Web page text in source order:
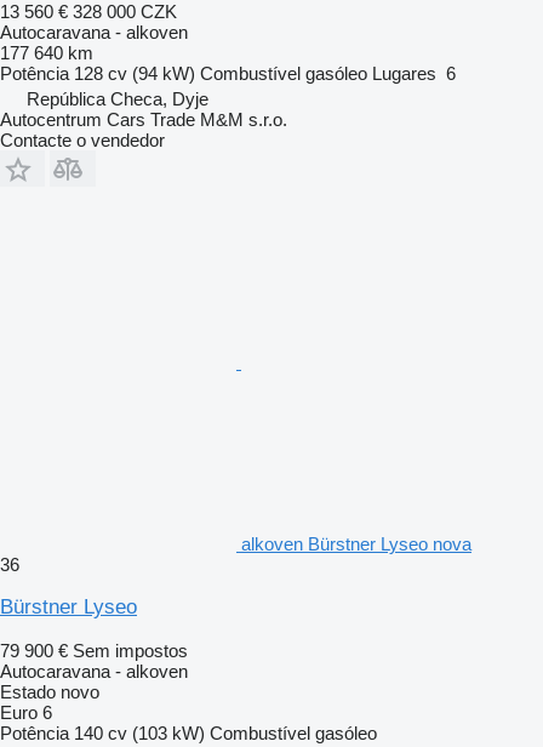
13 560 € 328 000 CZK
Autocaravana - alkoven
177 640 km
Potência 128 cv (94 kW) Combustível gasóleo Lugares 6
República Checa, Dyje
Autocentrum Cars Trade M&M s.r.o.
Contacte o vendedor
alkoven Bürstner Lyseo nova
36
Bürstner Lyseo
79 900 € Sem impostos
Autocaravana - alkoven
Estado novo
Euro 6
Potência 140 cv (103 kW) Combustível gasóleo